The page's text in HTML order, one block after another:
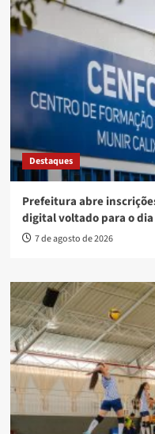
Destaques
Prefeitura abre
digital voltado para o dia
7 de agosto de 2026